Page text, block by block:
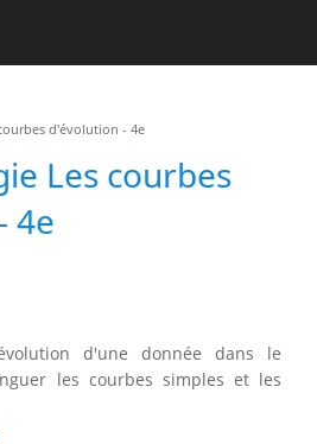
d'évolution - 4e
Les courbes
4e
d'une donnée dans le
les courbes simples et les